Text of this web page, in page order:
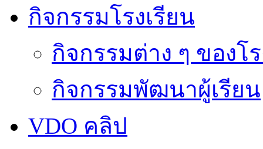
กิจกรรมโรงเรียน
กิจกรรมต่าง ๆ ของโ
กิจกรรมพัฒนาผู้เรียน
VDO คลิป